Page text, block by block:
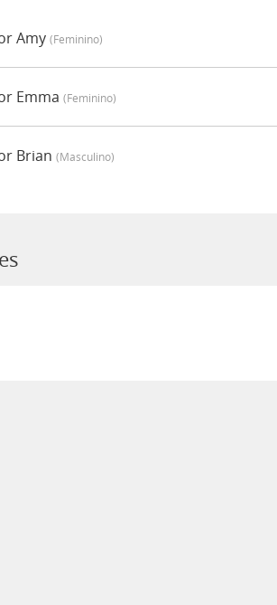
Amy (feminino)
Emma (feminino)
Brian (masculino)